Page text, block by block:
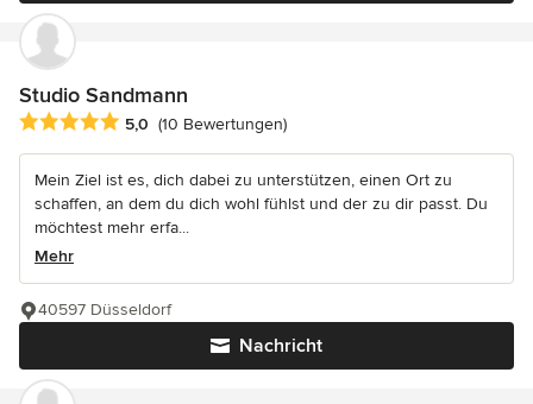
Studio Sandmann
Durchschnittliche Bewertung: 5 von 5 Sternen
5,0 (10 Bewertungen)
Mein Ziel ist es, dich dabei zu unterstützen, einen Ort zu
schaffen, an dem du dich wohl fühlst und der zu dir passt. Du
möchtest mehr erfa...
Mehr
Nachricht
40597 Düsseldorf